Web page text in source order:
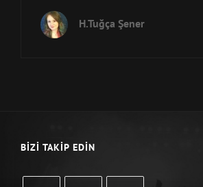
H.Tuğça Şener
BIZI TAKIP EDIN